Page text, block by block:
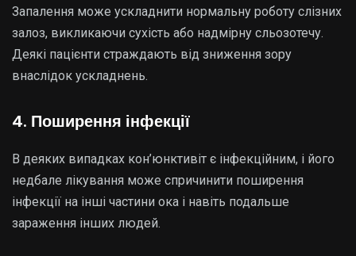
Запалення може ускладнити нормальну роботу слізних
залоз, викликаючи сухість або надмірну сльозотечу.
Деякі пацієнти страждають від зниження зору
внаслідок ускладнень.
4. Поширення інфекції
В деяких випадках кон’юнктивіт є інфекційним, і його
недбале лікування може спричинити поширення
інфекції на інші частини ока і навіть подальше
зараження інших людей.